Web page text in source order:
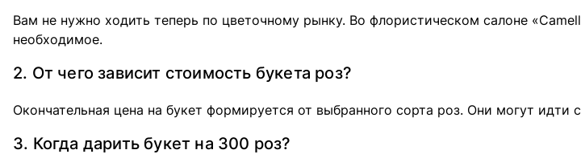
Вам не нужно ходить теперь по цветочному рынку. Во флористическом салоне
необходимое.
2. От чего зависит стоимость букета роз?
Окончательная цена на букет формируется от выбранного сорта роз. Они могут
3. Когда дарить букет на 300 роз?